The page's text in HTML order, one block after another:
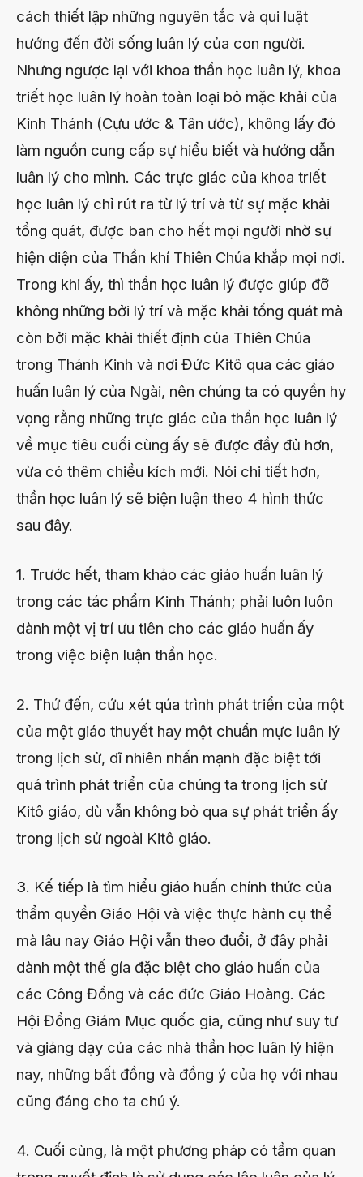
cách thiết lập những nguyên tắc và qui luật
hướng đến đời sống luân lý của con người.
Nhưng ngược lại với khoa thần học luân lý, khoa
triết học luân lý hoàn toàn loại bỏ mặc khải của
Kinh Thánh (Cựu ước & Tân ước), không lấy đó
làm nguồn cung cấp sự hiểu biết và hướng dẫn
luân lý cho mình. Các trực giác của khoa triết
học luân lý chỉ rút ra từ lý trí và từ sự mặc khải
tổng quát, được ban cho hết mọi người nhờ sự
hiện diện của Thần khí Thiên Chúa khắp mọi nơi.
Trong khi ấy, thì thần học luân lý được giúp đỡ
không những bởi lý trí và mặc khải tổng quát mà
còn bởi mặc khải thiết định của Thiên Chúa
trong Thánh Kinh và nơi Đức Kitô qua các giáo
huấn luân lý của Ngài, nên chúng ta có quyền hy
vọng rằng những trực giác của thần học luân lý
về mục tiêu cuối cùng ấy sẽ được đầy đủ hơn,
vừa có thêm chiều kích mới. Nói chi tiết hơn,
thần học luân lý sẽ biện luận theo 4 hình thức
sau đây.
1. Trước hết, tham khảo các giáo huấn luân lý
trong các tác phẩm Kinh Thánh; phải luôn luôn
dành một vị trí ưu tiên cho các giáo huấn ấy
trong việc biện luận thần học.
2. Thứ đến, cứu xét qúa trình phát triển của một
của một giáo thuyết hay một chuẩn mực luân lý
trong lịch sử, dĩ nhiên nhấn mạnh đặc biệt tới
quá trình phát triển của chúng ta trong lịch sử
Kitô giáo, dù vẫn không bỏ qua sự phát triển ấy
trong lịch sử ngoài Kitô giáo.
3. Kế tiếp là tìm hiểu giáo huấn chính thức của
thẩm quyền Giáo Hội và việc thực hành cụ thể
mà lâu nay Giáo Hội vẫn theo đuổi, ở đây phải
dành một thế gía đặc biệt cho giáo huấn của
các Công Đồng và các đức Giáo Hoàng. Các
Hội Đồng Giám Mục quốc gia, cũng như suy tư
và giảng dạy của các nhà thần học luân lý hiện
nay, những bất đồng và đồng ý của họ với nhau
cũng đáng cho ta chú ý.
4. Cuối cùng, là một phương pháp có tầm quan